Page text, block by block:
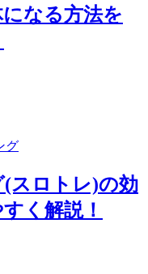
なる方法を
グ
スロトレ)の効
く解説！